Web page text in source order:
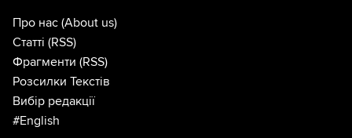
Про нас (About us)
Статті (RSS)
Фрагменти (RSS)
Розсилки Текстів
Вибір редакції
#English